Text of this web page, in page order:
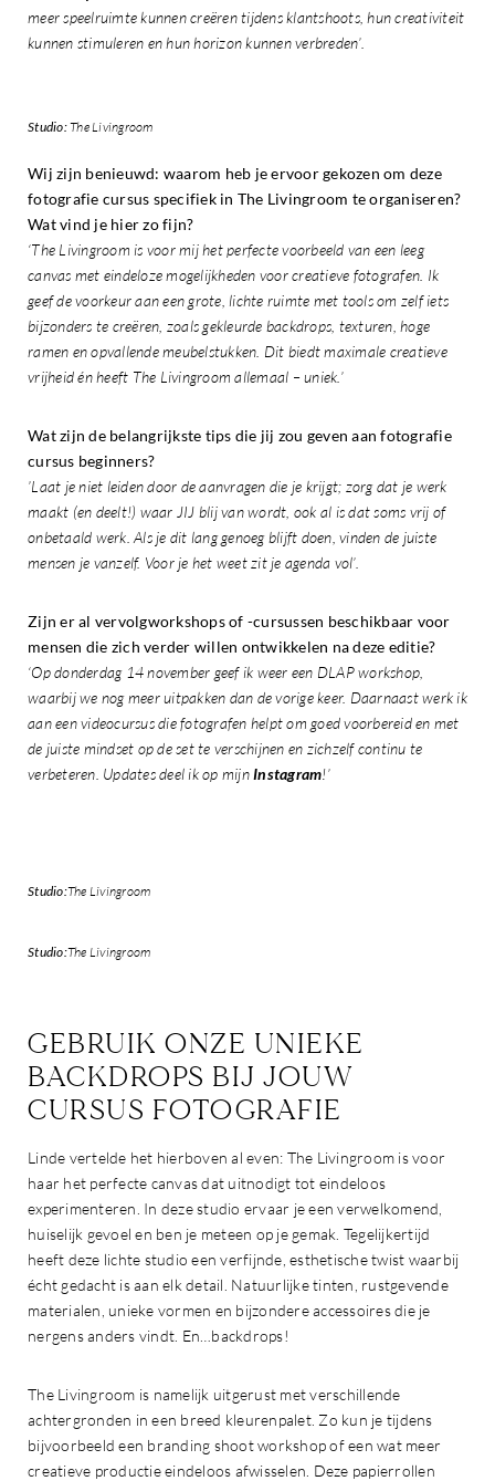
meer speelruimte kunnen creëren tijdens klantshoots, hun creativiteit
kunnen stimuleren en hun horizon kunnen verbreden’.
Studio:The Livingroom
Wij zijn benieuwd: waarom heb je ervoor gekozen om deze
fotografie cursus specifiek in The Livingroom te organiseren?
Wat vind je hier zo fijn?
‘The Livingroom is voor mij het perfecte voorbeeld van een leeg
canvas met eindeloze mogelijkheden voor creatieve fotografen. Ik
geef de voorkeur aan een grote, lichte ruimte met tools om zelf iets
bijzonders te creëren, zoals gekleurde backdrops, texturen, hoge
ramen en opvallende meubelstukken. Dit biedt maximale creatieve
vrijheid én heeft The Livingroom allemaal – uniek.’
Wat zijn de belangrijkste tips die jij zou geven aan fotografie
cursus beginners?
’Laat je niet leiden door de aanvragen die je krijgt; zorg dat je werk
maakt (en deelt!) waar JIJ blij van wordt, ook al is dat soms vrij of
onbetaald werk. Als je dit lang genoeg blijft doen, vinden de juiste
mensen je vanzelf. Voor je het weet zit je agenda vol’.
Zijn er al vervolgworkshops of -cursussen beschikbaar voor
mensen die zich verder willen ontwikkelen na deze editie?
‘Op donderdag 14 november geef ik weer een DLAP workshop,
waarbij we nog meer uitpakken dan de vorige keer. Daarnaast werk ik
aan een videocursus die fotografen helpt om goed voorbereid en met
de juiste mindset op de set te verschijnen en zichzelf continu te
verbeteren. Updates deel ik op mijnInstagram!’
Studio:The Livingroom
Studio:The Livingroom
GEBRUIK ONZE UNIEKE
BACKDROPS BIJ JOUW
CURSUS FOTOGRAFIE
Linde vertelde het hierboven al even: The Livingroom is voor
haar het perfecte canvas dat uitnodigt tot eindeloos
experimenteren. In deze studio ervaar je een verwelkomend,
huiselijk gevoel en ben je meteen op je gemak. Tegelijkertijd
heeft deze lichte studio een verfijnde, esthetische twist waarbij
écht gedacht is aan elk detail. Natuurlijke tinten, rustgevende
materialen, unieke vormen en bijzondere accessoires die je
nergens anders vindt. En…backdrops!
The Livingroom is namelijk uitgerust met verschillende
achtergronden in een breed kleurenpalet. Zo kun je tijdens
bijvoorbeeld een branding shoot workshop of een wat meer
creatieve productie eindeloos afwisselen. Deze papierrollen